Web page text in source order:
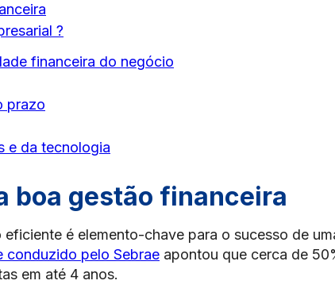
?
financeira do negócio
prazo
e da tecnologia
boa gestão financeira
é elemento-chave para o sucesso de
conduzido pelo Sebrae apontou que cerca de
em até 4 anos.